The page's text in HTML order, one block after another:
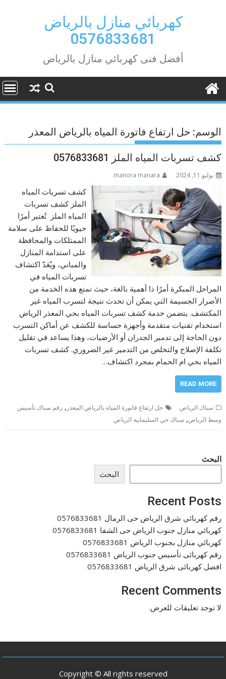
كهربائي منازل بالرياض
0576833681
أفضل فنى كهربائي منازل بالرياض
الوسم: حل ارتفاع فاتورة المياه بالرياض المعذر
كشف تسربات المياه الملز 0576833681
يوليو 11, 2024 manora manara
كشف تسربات المياه
الملز كشف تسربات
المياه الملز تُعتبر أمرًا
حيويًا للحفاظ على سلامة
الممتلكات والمحافظة
على استدامة المنازل
والمباني، ويُعَدّ اكتشاف
تسربات المياه في
المراحل المبكرة أمرًا ذا أهمية بالغة، حيث تمنع هذه الخدمة من
الأضرار الجسيمة التي يمكن أن تحدث نتيجة لتسرب المياه غير
المكتشف. يتضمن خدمة كشف تسربات المياه بحي المعذر الرياض
استخدام تقنيات متقدمة وأجهزة حساسة للكشف عن أماكن التسرب
دون الحاجة إلى تدمير الجدران أو الأرضيات، وهذا يساعد في تقليل
تكلفة الإصلاح والتخلص من التدمير غير الضروري. كشف تسربات
المياه بحي ام الحمام بمجرد اكتشاف…
READ MORE
سباك الرياض حل ارتفاع فاتورة المياه بالرياض المعذر , رقم سباك تأسيس
وسط الرياض, سباك حي السليمانية الرياض
البحث
البحث
Recent Posts
رقم كهربائي شرق الرياض حى الرمال 0576833681
كهربائي منازل جنوب الرياض حى الشفا 0576833681
كهربائي منازل بجنوب الرياض 0576833681
رقم كهربائى تأسيس جنوب الرياض 0576833681
افضل كهربائى شرق الرياض 0576833681
Recent Comments
لا توجد تعليقات للعرض.
Copyright © All rights reserved